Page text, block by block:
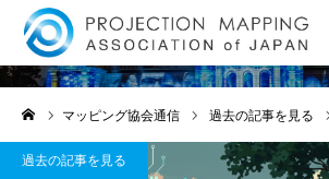
過去の記事を見る
マッピング協会通信 過去の記事を見る
過去の記事を見る
🔔 最新ニュース・お知らせ
💡ライトアートイベント情報